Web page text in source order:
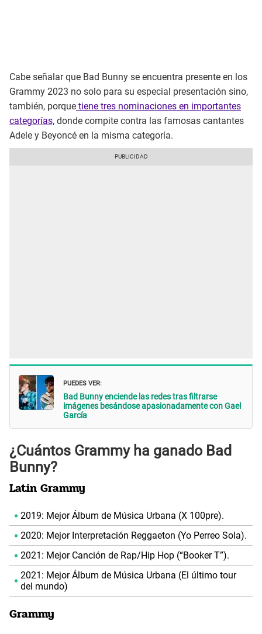
Cabe señalar que Bad Bunny se encuentra presente en los
Grammy 2023 no solo para su especial presentación sino,
también, porque tiene tres nominaciones en importantes
categorías, donde compite contra las famosas cantantes
Adele y Beyoncé en la misma categoría.
PUEDES VER:
Bad Bunny enciende las redes tras filtrarse
imágenes besándose apasionadamente con Gael
García
¿Cuántos Grammy ha ganado Bad
Bunny?
Latin Grammy
2019: Mejor Álbum de Música Urbana (X 100pre).
2020: Mejor Interpretación Reggaeton (Yo Perreo Sola).
2021: Mejor Canción de Rap/Hip Hop (“Booker T”).
2021: Mejor Álbum de Música Urbana (El último tour
del mundo)
Grammy